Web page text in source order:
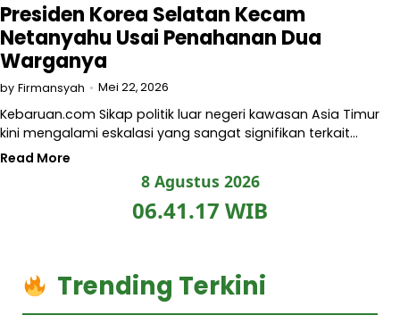
Presiden Korea Selatan Kecam
Netanyahu Usai Penahanan Dua
Warganya
by Firmansyah Mei 22, 2026
Kebaruan.com Sikap politik luar negeri kawasan Asia Timur
kini mengalami eskalasi yang sangat signifikan terkait…
Read More
8 Agustus 2026
06.41.18 WIB
Trending Terkini